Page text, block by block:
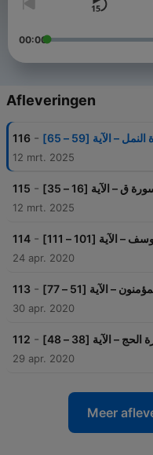
00:00
Afleveringen
116 - – الآية [59 – 65]
12 mrt. 2025
115 - ق – الآية [16 – 35]
12 mrt. 2025
114 - [101 – 111]
24 apr. 2020
113 - – الآية [51 – 77]
30 apr. 2020
112 - – الآية [38 – 48]
29 apr. 2020
Meer